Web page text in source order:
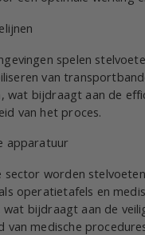
spelen
van
wat bijdraagt aan de
van het proces.
apparatuur
sector worden
operatietafels en
bijdraagt aan de
van medische